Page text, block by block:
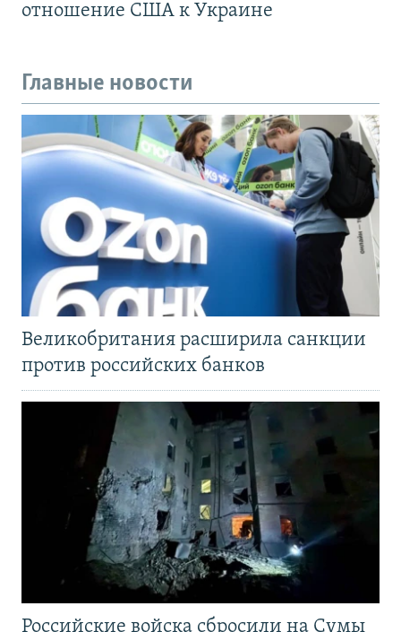
отношение США к Украине
Главные новости
Великобритания расширила санкции
против российских банков
Российские войска сбросили на Сумы